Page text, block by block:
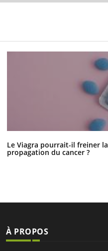
Le Viagra pourrait-il freiner la
propagation du cancer ?
À PROPOS